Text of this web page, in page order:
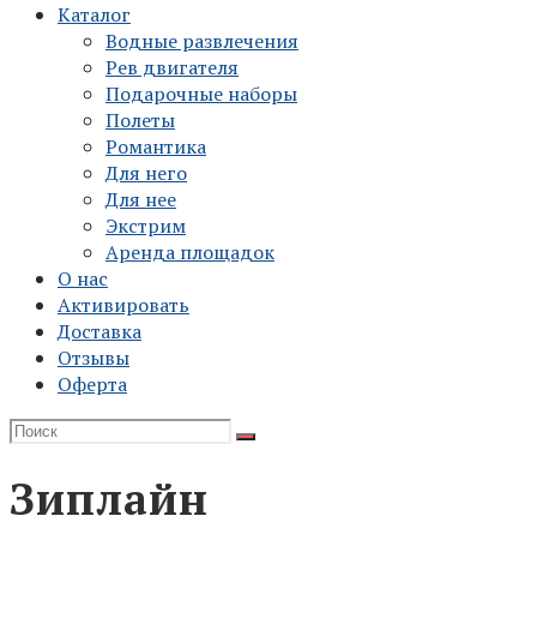
Каталог
Водные развлечения
Рев двигателя
Подарочные наборы
Полеты
Романтика
Для него
Для нее
Экстрим
Аренда площадок
О нас
Активировать
Доставка
Отзывы
Оферта
Зиплайн